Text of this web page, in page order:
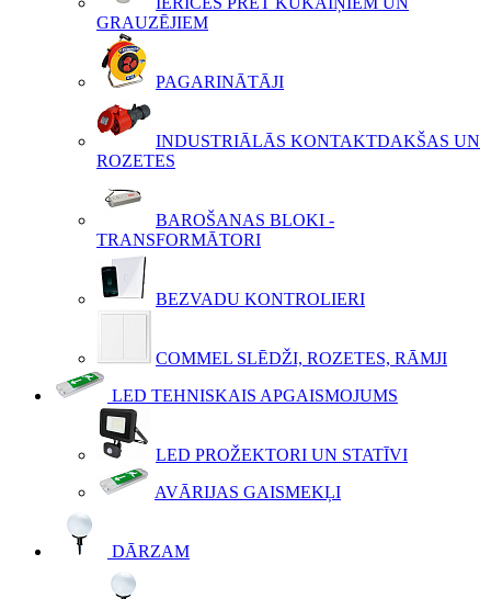
GRAUZĒJIEM
PAGARINĀTĀJI
INDUSTRIĀLĀS KONTAKTDAKŠAS UN
ROZETES
BAROŠANAS BLOKI -
TRANSFORMĀTORI
BEZVADU KONTROLIERI
COMMEL SLĒDŽI, ROZETES, RĀMJI
LED TEHNISKAIS APGAISMOJUMS
LED PROŽEKTORI UN STATĪVI
AVĀRIJAS GAISMEKĻI
DĀRZAM